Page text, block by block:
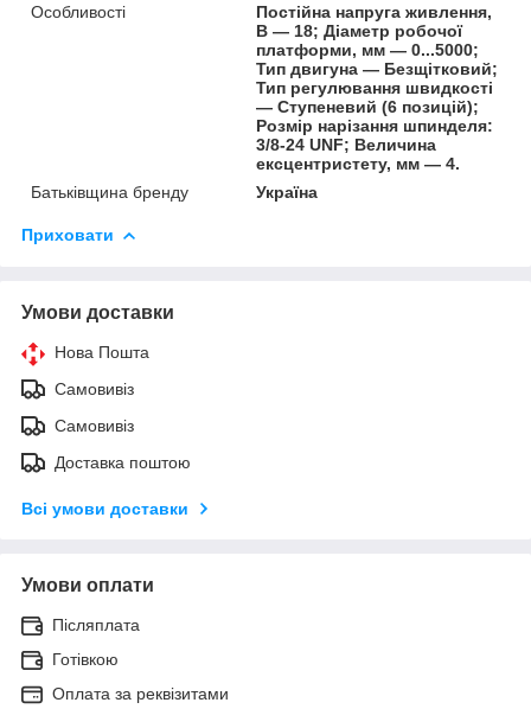
Особливості
Постійна напруга живлення,
В — 18; Діаметр робочої
платформи, мм — 0...5000;
Тип двигуна — Безщітковий;
Тип регулювання швидкості
— Ступеневий (6 позицій);
Розмір нарізання шпинделя:
3/8-24 UNF; Величина
ексцентристету, мм — 4.
Батьківщина бренду
Україна
Приховати
Умови доставки
Нова Пошта
Самовивіз
Самовивіз
Доставка поштою
Всі умови доставки
Умови оплати
Післяплата
Готівкою
Оплата за реквізитами